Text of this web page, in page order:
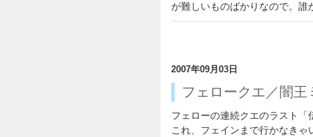
が難しいものばかりなので。
2007年09月03日
フェロークエ／闇王
フェローの連続クエのラスト
これ、フェインまで行かなき